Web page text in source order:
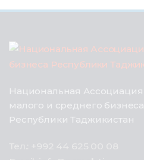
Национальная Ассоциация
малого и среднего бизнеса
Республики Таджикистан